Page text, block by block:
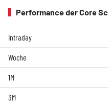
Performance der Core
Intraday
Woche
1M
3M